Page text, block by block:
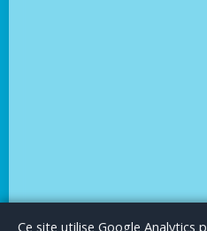
Le BlogPublicité Articles
Ce site utilise Google Analytics